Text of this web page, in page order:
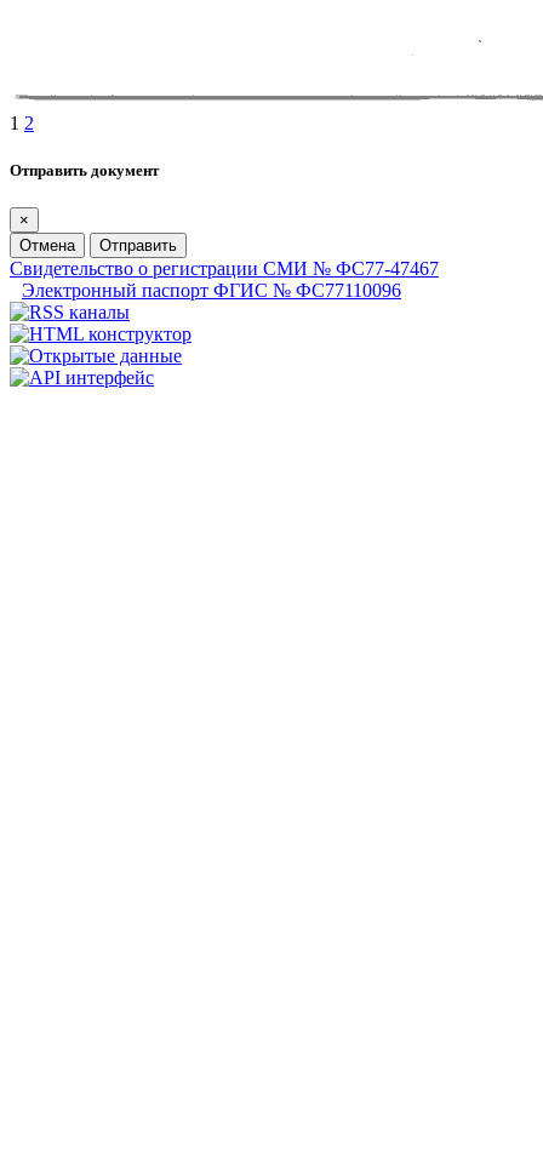
1 2
Отправить документ
×
Отмена
Отправить
Свидетельство о регистрации СМИ № ФС77-47467
Электронный паспорт ФГИС № ФС77110096